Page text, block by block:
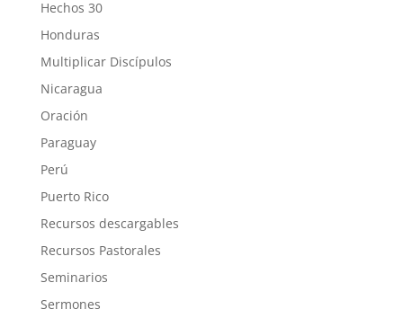
Hechos 30
Honduras
Multiplicar Discípulos
Nicaragua
Oración
Paraguay
Perú
Puerto Rico
Recursos descargables
Recursos Pastorales
Seminarios
Sermones